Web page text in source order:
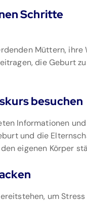
Schritte
Müttern, ihre
die Geburt
besuchen
Informationen
und die
eigenen Körper
um